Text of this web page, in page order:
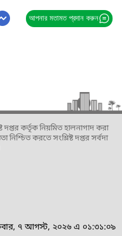
আপনার মতামত প্রদান করুন
কর্তৃক নিয়মিত হালনাগাদ করা
নিশ্চিত করতে সংশ্লিষ্ট দপ্তর সর্বদা
৭ আগস্ট, ২০২৬ এ ০১:৩১:০৯